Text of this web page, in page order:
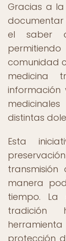
Gracias a la
documentar
el saber
comunidad
medicina
información
distintas
Esta
manera
tiempo. La
tradición
protección